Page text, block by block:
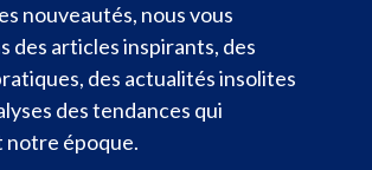
nouveautés, nous vous
des articles inspirants, des
des actualités insolites
des tendances qui
notre époque.